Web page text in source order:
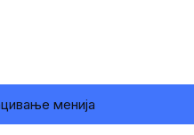
менија